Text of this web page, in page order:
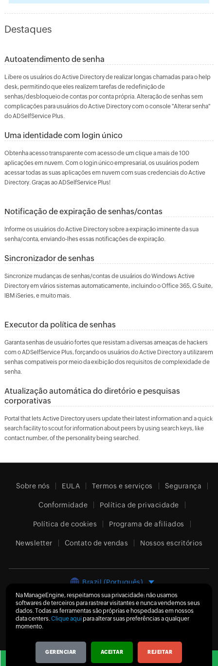
Destaques
Autoatendimento de senha
Libere os usuários do Active Directory de realizar longas chamadas para o help
desk, permitindo que eles realizem tarefas de redefinição de
senhas/desbloqueio de contas por conta própria. Alteração de senhas sem
complicações para usuários do Active Directory com o console "Alterar senha"
do ADSelfService Plus.
Uma identidade com login único
Obtenha acesso transparente com acesso de um clique a mais de 100
aplicações em nuvem. Com o login único empresarial, os usuários podem
acessar todas as suas aplicações em nuvem com suas credenciais do Active
Directory. Graças ao ADSelfService Plus!
Notificação de expiração de senhas/contas
Informe os usuários do Active Directory sobre a expiração iminente da sua
senha/conta, enviando-lhes essas notificações de expiração.
Sincronizador de senhas
Sincronize mudanças de senhas/contas de usuários do Windows Active
Directory em vários sistemas automaticamente, incluindo o Office 365, G Suite,
IBM iSeries, e muito mais.
Executor da política de senhas
Garanta senhas de usuário fortes que resistam a diversas ameaças de hackers
com o ADSelfService Plus, forçando os usuários do Active Directory a utilizarem
senhas compatíveis por meio da exibição dos requisitos de complexidade de
senha.
Atualização automática do diretório e pesquisas
corporativas
Portal that lets Active Directory users update their latest information and a quick
search facility to scout for information about peers by using search keys, like
contact number, of the personality being searched.
Sobre nós EULA Termos e serviços Segurança
Conformidade Política de privacidade
Política de cookies Programa de afiliados
Newsletter Contato de vendas Nossos escritórios
Brazil (Português)
© 2026 Zoho Corporation Pvt. Ltd.Todos os direitos
Na ManageEngine, respeitamos sua privacidade: não usamos
softwares de terceiros para rastrear visitantes e nunca vendemos seus
dados. Todas as ferramentas são próprias e hospedadas em nossos
data centers.Clique aqui para alterar suas preferências a qualquer
momento.
GERENCIAR ACEITAR REJEITAR